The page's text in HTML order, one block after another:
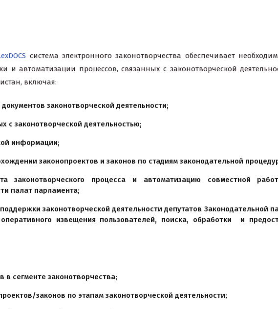
система электронного законотворчества обеспечивает
и автоматизации процессов, связанных с законотворческой
включая:
законотворческой деятельности;
с законотворческой деятельностью;
информации;
законопроектов и законов по стадиям законодательной
законотворческого процесса и автоматизацию совместной
палат парламента;
законотворческой деятельности депутатов Законодательной
извещения пользователей, поиска, обработки и
в сегменте законотворчества;
законов по этапам законотворческой деятельности;